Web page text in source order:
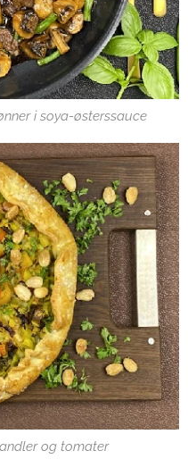
i soya-østerssauce
og tomater